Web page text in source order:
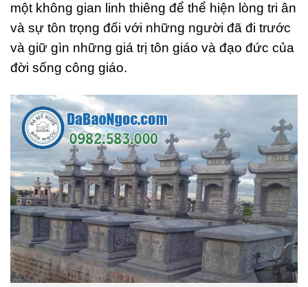
một không gian linh thiêng để thể hiện lòng tri ân
và sự tôn trọng đối với những người đã đi trước
và giữ gìn những giá trị tôn giáo và đạo đức của
đời sống công giáo.